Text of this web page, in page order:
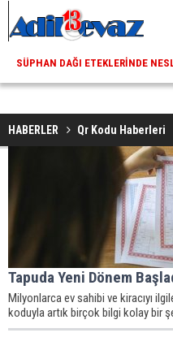
SÜPHAN DAĞI ETEKLERINDE
HABERLER Qr Kodu Haberleri
Tapuda Yeni Dönem
Milyonlarca ev sahibi ve kiracıyı
koduyla artık birçok bilgi kolay bir